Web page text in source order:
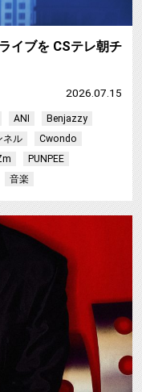
イブを CSテレ朝チ
2026.07.15
ANI
Benjazzy
ネル
Cwondo
PUNPEE
音楽